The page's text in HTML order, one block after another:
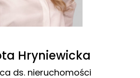
Hryniewicka
ds. nieruchomości